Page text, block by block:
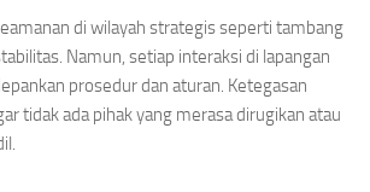
di wilayah strategis seperti tambang
Namun, setiap interaksi di lapangan
prosedur dan aturan. Ketegasan
tidak ada pihak yang merasa dirugikan atau